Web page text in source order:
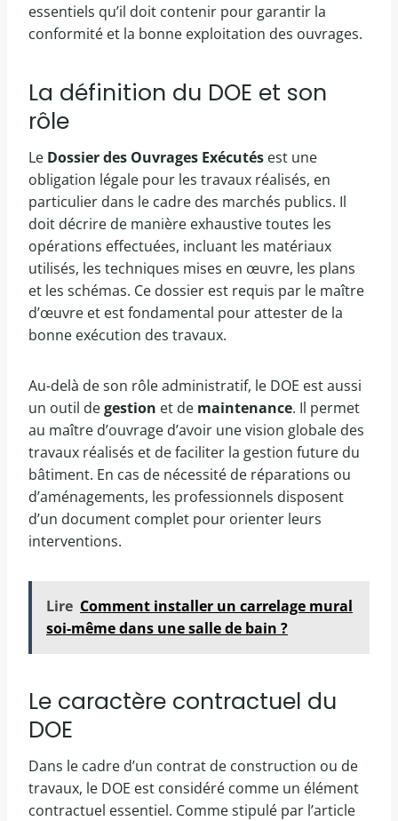
essentiels qu’il doit contenir pour garantir la
conformité et la bonne exploitation des ouvrages.
La définition du DOE et son
rôle
Le Dossier des Ouvrages Exécutés est une
obligation légale pour les travaux réalisés, en
particulier dans le cadre des marchés publics. Il
doit décrire de manière exhaustive toutes les
opérations effectuées, incluant les matériaux
utilisés, les techniques mises en œuvre, les plans
et les schémas. Ce dossier est requis par le maître
d’œuvre et est fondamental pour attester de la
bonne exécution des travaux.
Au-delà de son rôle administratif, le DOE est aussi
un outil degestion et de maintenance. Il permet
au maître d’ouvrage d’avoir une vision globale des
travaux réalisés et de faciliter la gestion future du
bâtiment. En cas de nécessité de réparations ou
d’aménagements, les professionnels disposent
d’un document complet pour orienter leurs
interventions.
Lire Comment installer un carrelage mural
soi-même dans une salle de bain ?
Le caractère contractuel du
DOE
Dans le cadre d’un contrat de construction ou de
travaux, le DOE est considéré comme un élément
contractuel essentiel. Comme stipulé par l’article